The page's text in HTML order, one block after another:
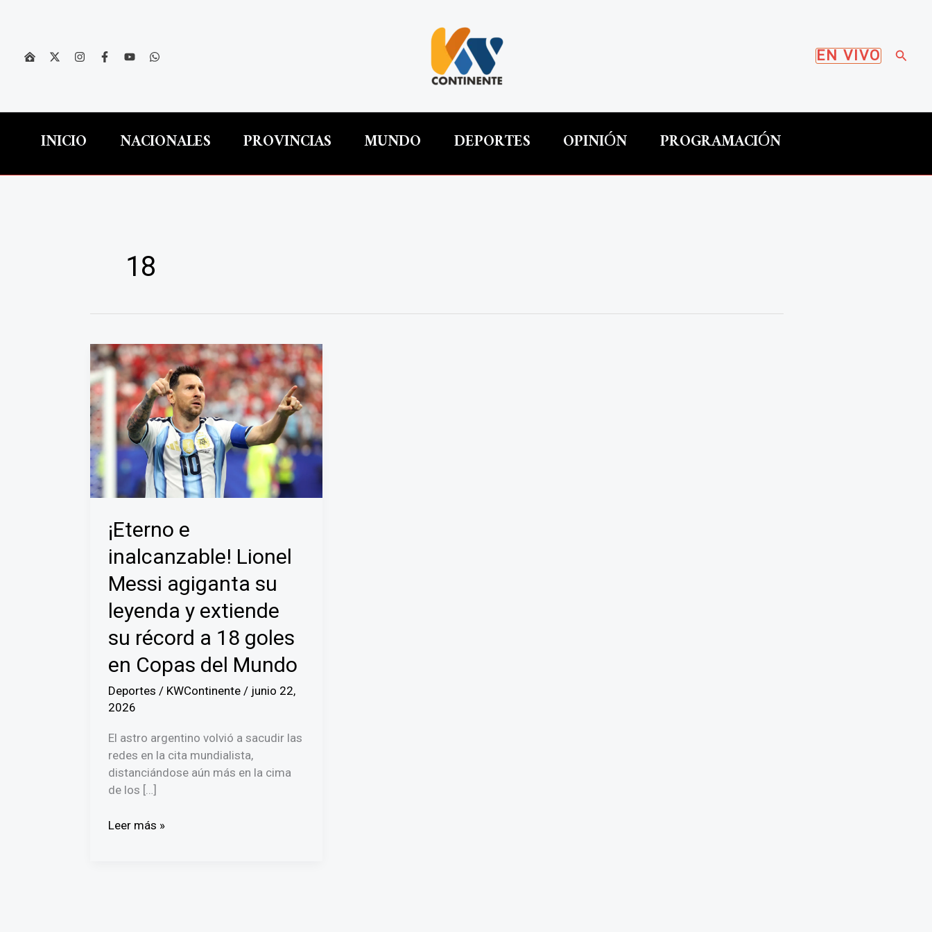
EN VIVO
INICIO NACIONALES PROVINCIAS MUNDO DEPORTES OPINIÓN PROGRAMACIÓN
18
¡Eterno e
inalcanzable! Lionel
Messi agiganta su
leyenda y extiende
su récord a 18 goles
en Copas del Mundo
Deportes / KWContinente / junio 22,
2026
El astro argentino volvió a sacudir las
redes en la cita mundialista,
distanciándose aún más en la cima
de los […]
¡Eterno
Leer más »